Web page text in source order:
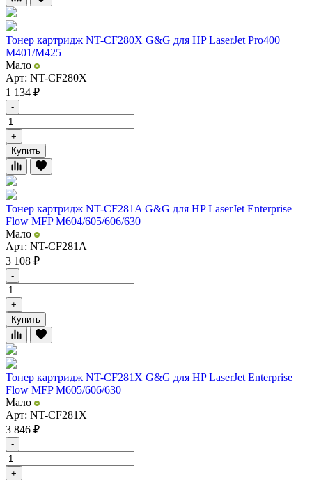
Тонер картридж NT-CF280X G&G для HP LaserJet Pro400
M401/M425
Мало
Арт: NT-CF280X
1 134 ₽
-
+
Купить
Тонер картридж NT-CF281A G&G для HP LaserJet Enterprise
Flow MFP M604/605/606/630
Мало
Арт: NT-CF281A
3 108 ₽
-
+
Купить
Тонер картридж NT-CF281X G&G для HP LaserJet Enterprise
Flow MFP M605/606/630
Мало
Арт: NT-CF281X
3 846 ₽
-
+